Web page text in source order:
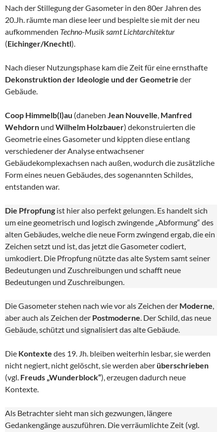
Nach der Stillegung der Gasometer in den 80er Jahren des
20.Jh. räumte man diese leer und bespielte sie mit der neu
aufkommenden Techno-Musik samt Lichtarchitektur
(Eichinger/Knechtl).
Nach dieser Nutzungsphase kam die Zeit für eine ernsthafte
Dekonstruktion der Ideologie und der Geometrie der
Gebäude.
Coop Himmelb(l)au (daneben Jean Nouvelle, Manfred
Wehdorn und Wilhelm Holzbauer) dekonstruierten die
Geometrie eines Gasometer und kippten diese entlang
verschiedener der Analyse entwachsener
Gebäudekomplexachsen nach außen, wodurch die zusätzliche
Form eines neuen Gebäudes, des sogenannten Schildes,
entstanden war.
Die Pfropfung ist hier also perfekt gelungen. Es handelt sich
um eine geometrisch und logisch zwingende „Abformung“ des
alten Gebäudes, welche die neue Form zwingend ergab, die ein
Zeichen setzt und ist, das jetzt die Gasometer codiert,
umkodiert. Die Pfropfung nützte das alte System samt seiner
Bedeutungen und Zuschreibungen und schafft neue
Bedeutungen und Zuschreibungen.
Die Gasometer stehen nach wie vor als Zeichen der Moderne,
aber auch als Zeichen der Postmoderne. Der Schild, das neue
Gebäude, schützt und signalisiert das alte Gebäude.
Die Kontexte des 19. Jh. bleiben weiterhin lesbar, sie werden
nicht negiert, nicht gelöscht, sie werden aberüberschrieben
(vgl. Freuds „Wunderblock“), erzeugen dadurch neue
Kontexte.
Als Betrachter sieht man sich gezwungen, längere
Gedankengänge auszuführen. Die verräumlichte Zeit (vgl.